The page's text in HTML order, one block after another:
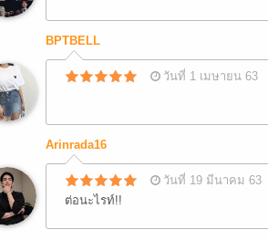
BPTBELL
วันที่ 1 เมษายน 63
Arinrada16
วันที่ 19 มีนาคม 63
ต่อนะไรท์!!